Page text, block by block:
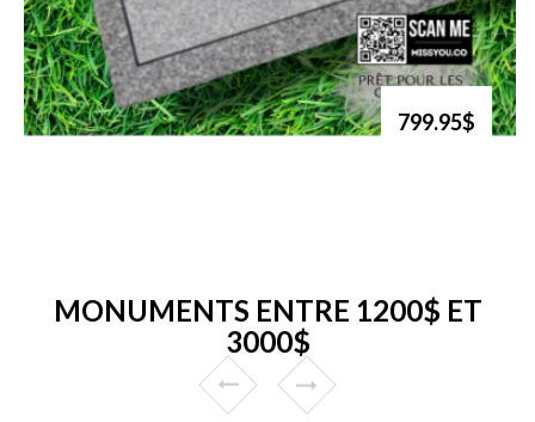
799.95$
MONUMENTS ENTRE 1200$ ET
3000$